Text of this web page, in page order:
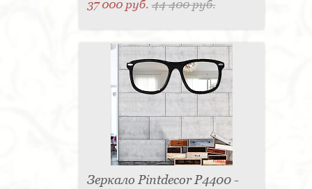
37 000 руб.44 400 руб.
Зеркало Pintdecor P4400 -